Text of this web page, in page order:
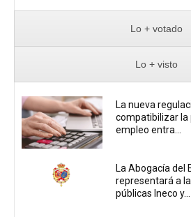
Lo + votado
Lo + visto
La nueva
compatibilizar la
empleo entra...
La Abogacía del
representará a
públicas Ineco y...